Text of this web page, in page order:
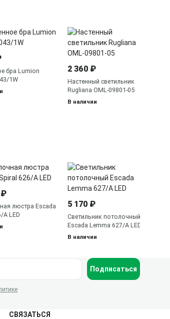
бра Lumion
1W
2 360 ₽
Настенный светильник
Rugliana OML-09801-05
В наличии
₽
люстра Escada
A LED
5 170 ₽
Светильник потолочный
Escada Lemma 627/A LED
В наличии
Подписаться
СВЯЗАТЬСЯ